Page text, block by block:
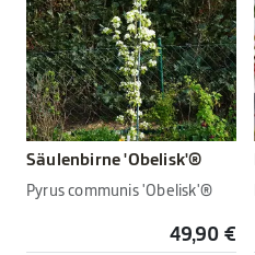
Säulenbirne 'Obelisk'®
Pyrus communis 'Obelisk'®
49,90 €